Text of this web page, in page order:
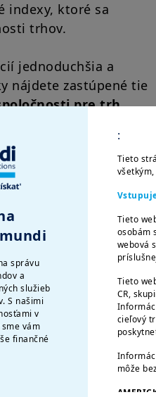
správu
a
služieb
S našimi
v
vám
finančné
:
Tieto
Tieto
osobám
webová
Tieto
CR,
cieľový
môže
indexy, ktoré sa
trhov.
jednoduchšia a
nájdete zastúpené tie
pre trh,
zahŕňajú medzi inými
výber, riziko
rizikami:
riziko spojené s
riziko spojené s
tvoriacich
byť dosiahnutý len
investorom niekoľko